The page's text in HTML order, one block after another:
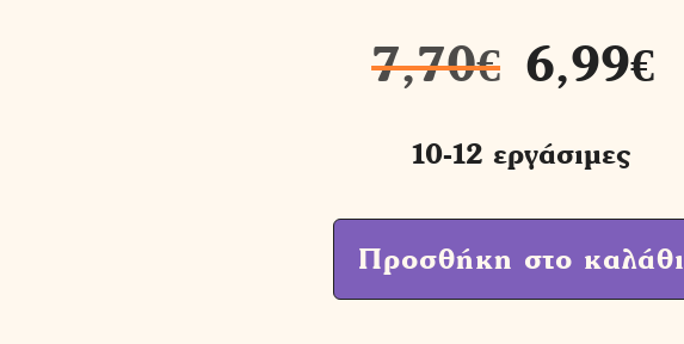
7,70€ 6,99€
10-12 εργάσιμες
Προσθήκη στο καλάθι